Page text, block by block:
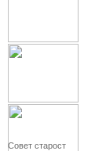
Совет старост